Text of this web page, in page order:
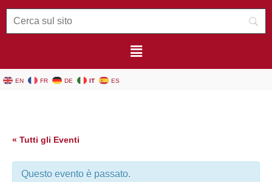
EN FR DE IT ES
« Tutti gli Eventi
Questo evento è passato.